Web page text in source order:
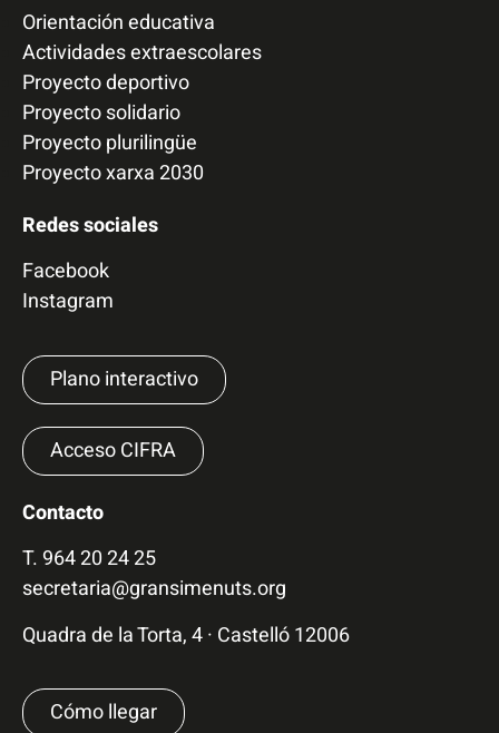
Orientación educativa
Actividades extraescolares
Proyecto deportivo
Proyecto solidario
Proyecto plurilingüe
Proyecto xarxa 2030
Redes sociales
Facebook
Instagram
Plano interactivo
Acceso CIFRA
Contacto
T. 964 20 24 25
secretaria@gransimenuts.org
Quadra de la Torta, 4 · Castelló 12006
Cómo llegar